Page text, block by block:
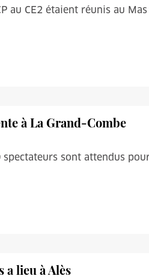
au CE2 étaient réunis au
à La Grand-Combe
sont attendus
a lieu à Alès